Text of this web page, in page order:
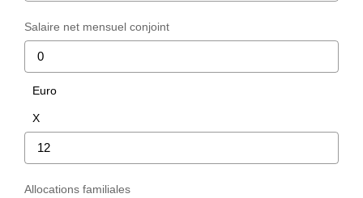
Salaire net mensuel conjoint
Euro
X
Allocations familiales